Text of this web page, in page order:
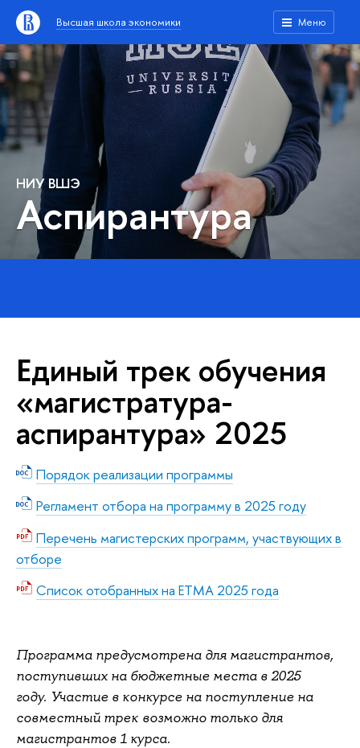
Высшая школа экономики Меню
НИУ ВШЭ
Аспирантура
Единый трек обучения
«магистратура-
аспирантура» 2025
Порядок реализации программы
Регламент отбора на программу в 2025 году
Перечень магистерских программ, участвующих в
отборе
Список отобранных на ЕТМА 2025 года
Программа предусмотрена для магистрантов,
поступивших на бюджетные места в 2025
году. Участие в конкурсе на поступление на
совместный трек возможно только для
магистрантов 1 курса.